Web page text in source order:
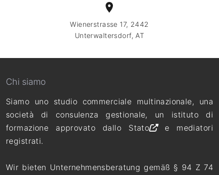
Wienerstrasse 17, 2442
Unterwaltersdorf, AT
Chi siamo
Siamo uno studio commerciale multinazionale, una
società di consulenza gestionale, un istituto di
formazione approvato dallo Stato
e mediatori
registrati.
Wir bieten Unternehmensberatung gemäß § 94 Z 74